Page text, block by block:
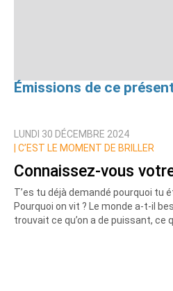
Émissions de ce
LUNDI 30 DÉCEMBRE 2024
C’EST LE MOMENT DE BRILLER
Connaissez-vous
T’es tu déjà demandé pourquoi tu
Pourquoi on vit ? Le monde a-t-il
trouvait ce qu’on a de puissant, ce